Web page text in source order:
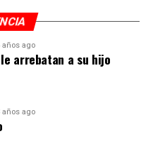
años ago
arrebatan a su hijo
años ago